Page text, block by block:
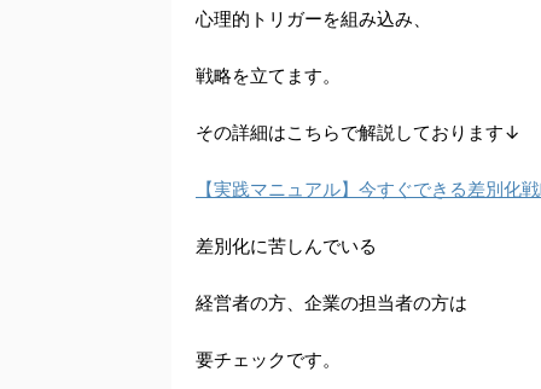
心理的トリガーを組み込み、
戦略を立てます。
その詳細はこちらで解説しております↓
【実践マニュアル】今すぐできる差別化
差別化に苦しんでいる
経営者の方、企業の担当者の方は
要チェックです。